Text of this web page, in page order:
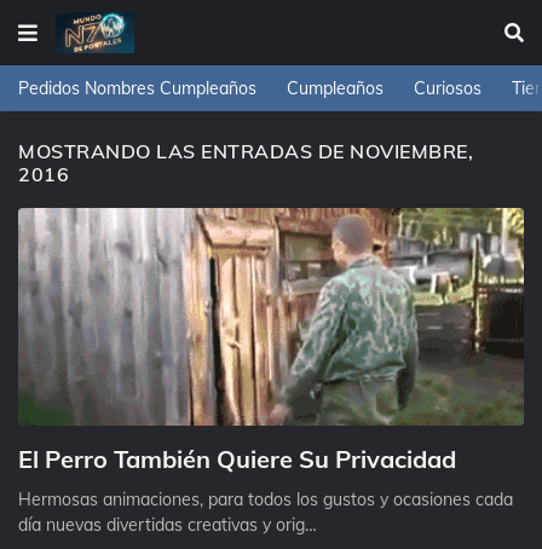
Pedidos Nombres Cumpleaños Cumpleaños Curiosos
MOSTRANDO LAS ENTRADAS DE NOVIEMBRE,
2016
El Perro También Quiere Su Privacidad
Hermosas animaciones, para todos los gustos y ocasiones cada
día nuevas divertidas creativas y orig…